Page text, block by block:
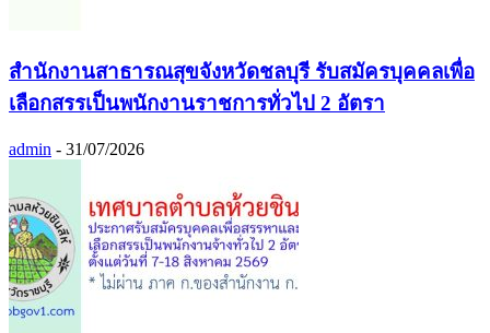
สำนักงานสาธารณสุขจังหวัดชลบุรี รับสมัครบุคคลเพื่อ
เลือกสรรเป็นพนักงานราชการทั่วไป 2 อัตรา
admin - 31/07/2026